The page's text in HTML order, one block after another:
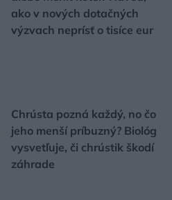
ako v nových dotačných
výzvach neprísť o tisíce eur
Chrústa pozná každý, no čo
jeho menší príbuzný? Biológ
vysvetľuje, či chrústik škodí
záhrade